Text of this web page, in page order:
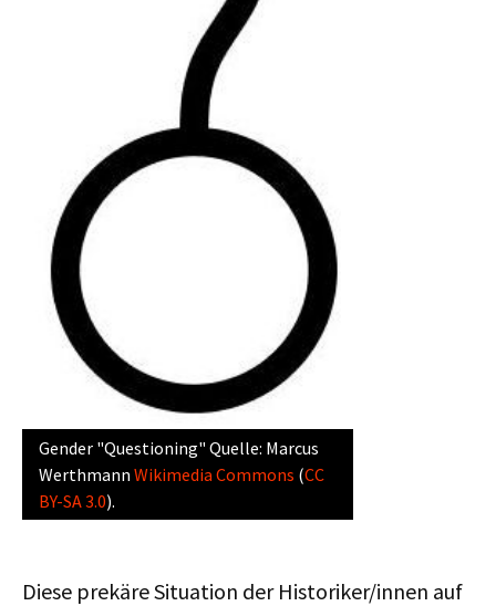
Gender "Questioning" Quelle: Marcus
Werthmann Wikimedia Commons (CC
BY-SA 3.0).
Diese prekäre Situation der Historiker/innen auf